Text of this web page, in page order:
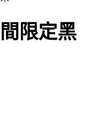
限定黑